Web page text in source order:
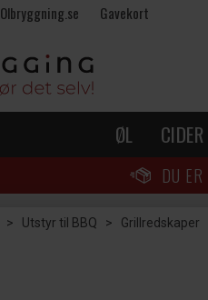
Olbryggning.se Gavekort
ØL CIDER
DU ER
> Utstyr til BBQ > Grillredskaper